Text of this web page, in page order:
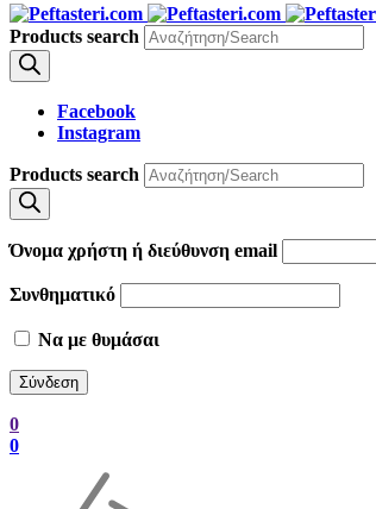
Products search
Facebook
Instagram
Products search
Όνομα χρήστη ή διεύθυνση email
Συνθηματικό
Να με θυμάσαι
0
0